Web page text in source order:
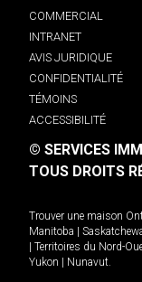
COMMERCIAL
INTRANET
AVIS JURIDIQUE
CONFIDENTIALITÉ
TÉMOINS
ACCESSIBILITÉ
© SERVICES
TOUS DROITS
Trouver une maison
Manitoba |
| Territoires du Nord-
Yukon | Nunavut